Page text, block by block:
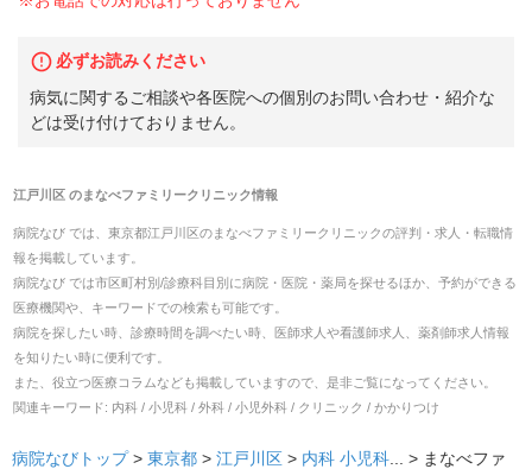
必ずお読みください
病気に関するご相談や各医院への個別のお問い合わせ・紹介な
どは受け付けておりません。
江戸川区 のまなべファミリークリニック情報
病院なび では、 東京都江戸川区のまなべファミリークリニックの評判・求人・転職情
報を掲載しています。
病院なび では市区町村別/診療科目別に病院・医院・薬局を探せるほか、予約ができる
医療機関や、キーワードでの検索も可能です。
病院を探したい時、診療時間を調べたい時、医師求人や看護師求人、薬剤師求人情報
を知りたい時に便利です。
また、役立つ医療コラムなども掲載していますので、是非ご覧になってください。
関連キーワード: 内科 / 小児科 / 外科 / 小児外科 / クリニック / かかりつけ
病院なびトップ > 東京都 > 江戸川区 > 内科 小児科 ... > まなべファ